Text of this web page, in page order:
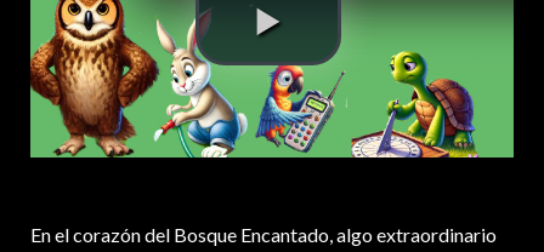
En el corazón del Bosque Encantado, algo extraordinario